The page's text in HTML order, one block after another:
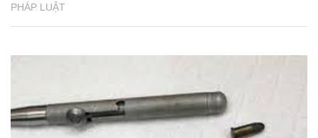
PHÁP LUẬT